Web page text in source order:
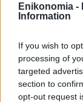
Enikonomia -
Information
If you wish to
processing of
targeted
section to
opt-out request